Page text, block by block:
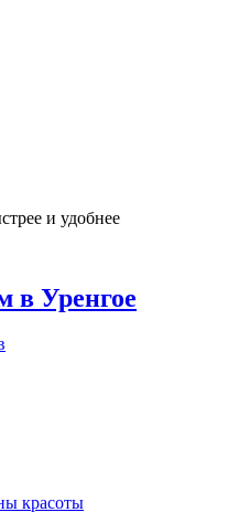
и удобнее
в Уренгое
красоты